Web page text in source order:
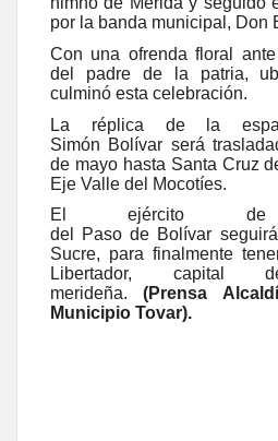
por la banda municipal, Don
Con una ofrenda floral
del padre de la patria,
culminó esta celebración.
La réplica de la
Simón Bolívar será
de mayo hasta Santa Cruz
Eje Valle del Mocotíes.
El ejército de
del Paso de Bolívar
Sucre, para finalmente
Libertador,
merideña.(Prensa
Municipio Tovar).